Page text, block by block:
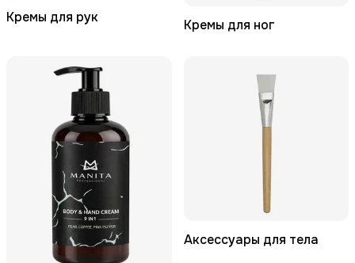
Кремы для рук Кремы для ног
Аксессуары для тела